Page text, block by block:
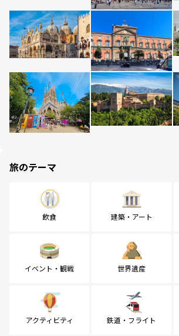
旅のテーマ
飲食 建築・アート
イベント・観戦 世界遺産
アクティビティ 鉄道・フライト